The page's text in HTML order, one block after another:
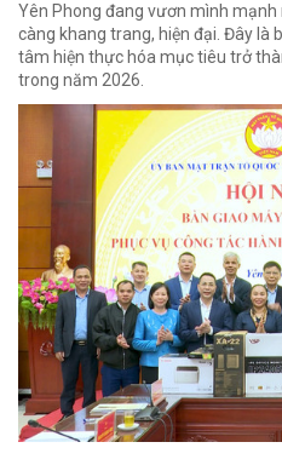
Yên Phong đang vươn mình
càng khang trang, hiện đại. Đây là
tâm hiện thực hóa mục tiêu trở
trong năm 2026.